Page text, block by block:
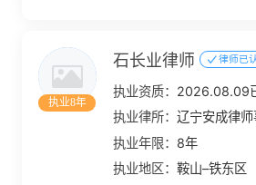
执业8年
石长业律师 律师已
执业资质： 2026.08.09
执业律所：辽宁安成律
执业年限： 8年
执业地区：鞍山–铁东区